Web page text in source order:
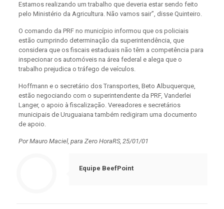
Estamos realizando um trabalho que deveria estar sendo feito
pelo Ministério da Agricultura. Não vamos sair”, disse Quinteiro.
O comando da PRF no município informou que os policiais
estão cumprindo determinação da superintendência, que
considera que os fiscais estaduais não têm a competência para
inspecionar os automóveis na área federal e alega que o
trabalho prejudica o tráfego de veículos.
Hoffmann e o secretário dos Transportes, Beto Albuquerque,
estão negociando com o superintendente da PRF, Vanderlei
Langer, o apoio à fiscalização. Vereadores e secretários
municipais de Uruguaiana também redigiram uma documento
de apoio.
Por Mauro Maciel, para Zero HoraRS, 25/01/01
Equipe BeefPoint